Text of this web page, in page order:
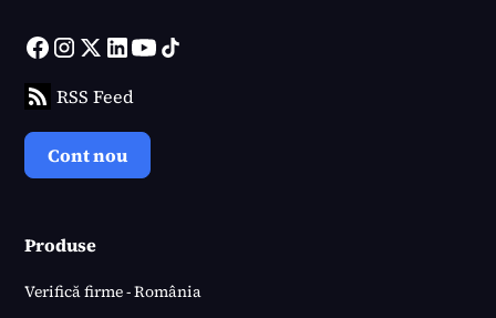
RSS Feed
Cont nou
Produse
Verifică firme - România